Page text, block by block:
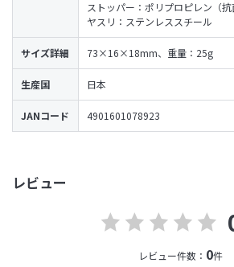
レビュー
レビュー件数： 0件
ストッパー：ポリプロピレン（抗
ヤスリ：ステンレススチール
サイズ詳細 73×16×18mm、重量：25g
生産国 日本
JANコード 4901601078923